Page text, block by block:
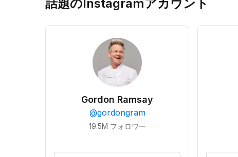
話題のInstagramアカウント
Gordon Ramsay
@gordongram
19.5M フォロワー